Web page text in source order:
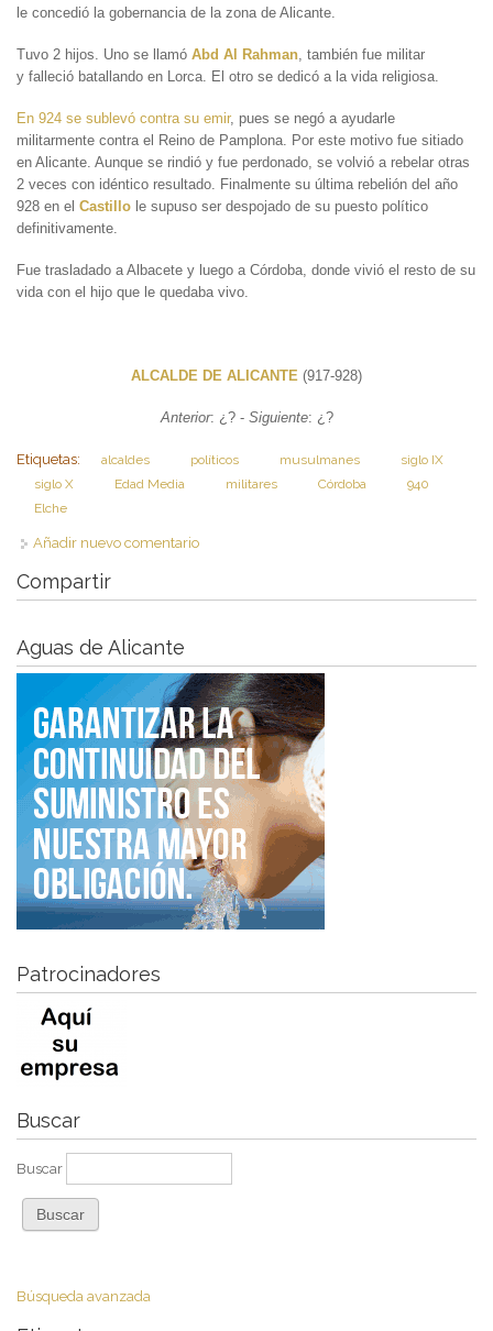
le concedió la gobernancia de la zona de Alicante.
Tuvo 2 hijos. Uno se llamó Abd Al Rahman , también fue militar
y falleció batallando en Lorca. El otro se dedicó a la vida religiosa.
En 924 se sublevó contra su emir, pues se negó a ayudarle
militarmente contra el Reino de Pamplona. Por este motivo fue sitiado
en Alicante. Aunque se rindió y fue perdonado, se volvió a rebelar otras
2 veces con idéntico resultado. Finalmente su última rebelión del año
928 en el Castillo le supuso ser despojado de su puesto político
definitivamente.
Fue trasladado a Albacete y luego a Córdoba, donde vivió el resto de su
vida con el hijo que le quedaba vivo.
ALCALDE DE ALICANTE (917-928)
Anterior: ¿? - Siguiente: ¿?
Etiquetas: alcaldes políticos musulmanes
siglo IX
siglo X
Edad Media militares Córdoba
940
Elche
Añadir nuevo comentario
Compartir
Aguas de Alicante
Patrocinadores
Buscar
Buscar
Búsqueda avanzada